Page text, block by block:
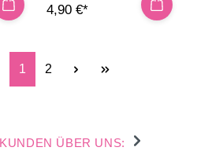
4,90 €*
Seite
1 Seite
2
ÜBER UNS: